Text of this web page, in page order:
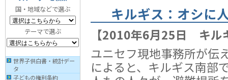
国・地域などで選ぶ
テーマで選ぶ
世界子供白書・統計デー
タ
子どもの権利条約
キルギス：オシに
【2010年6月25日 キル
ユニセフ現地事務所が伝
によると、キルギス南部